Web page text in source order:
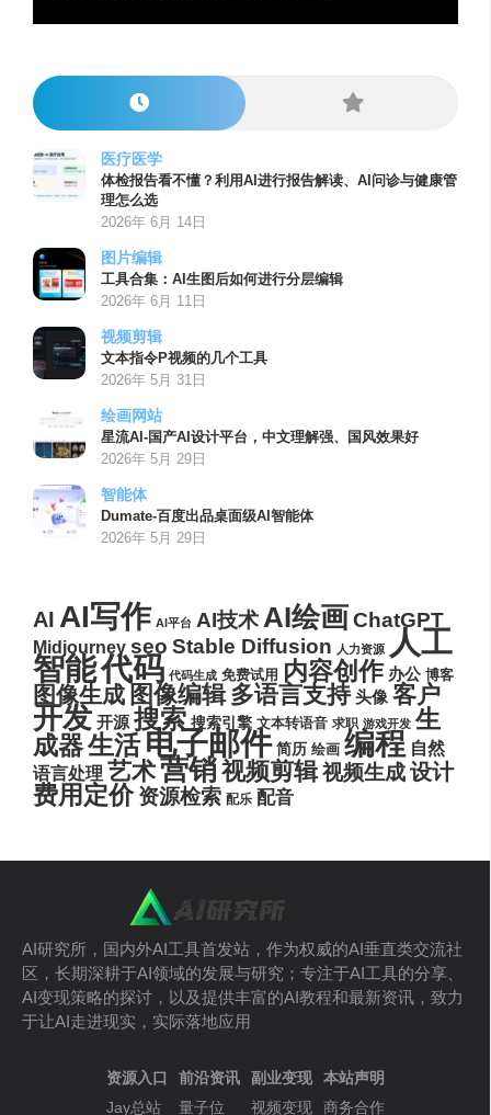
医疗医学
体检报告看不懂？利用AI进行报告解读、AI问诊与健康管
理怎么选
2026年 6月 14日
图片编辑
工具合集：AI生图后如何进行分层编辑
2026年 6月 11日
视频剪辑
文本指令P视频的几个工具
2026年 5月 31日
绘画网站
星流AI-国产AI设计平台，中文理解强、国风效果好
2026年 5月 29日
智能体
Dumate-百度出品桌面级AI智能体
2026年 5月 29日
AI AI写作 AI平台 AI技术AI绘画ChatGPT
Midjourney seo Stable Diffusion 人力资源 人工
智能代码 代码生成 免费试用 内容创作 办公 博客
图像生成 图像编辑 多语言支持 头像 客户
开发 开源 搜索 搜索引擎 文本转语音 求职 游戏开发 生
成器生活电子邮件 简历 绘画 编程 自然
语言处理 艺术营销视频剪辑视频生成设计
费用定价 资源检索 配乐 配音
AI研究所，国内外AI工具首发站，作为权威的AI垂直类交流社
区，长期深耕于AI领域的发展与研究；专注于AI工具的分享、
AI变现策略的探讨，以及提供丰富的AI教程和最新资讯，致力
于让AI走进现实，实际落地应用
资源入口
Jay总站
前沿资讯
量子位
副业变现
视频变现
本站声明
商务合作